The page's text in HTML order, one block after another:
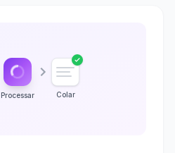
Processar Colar